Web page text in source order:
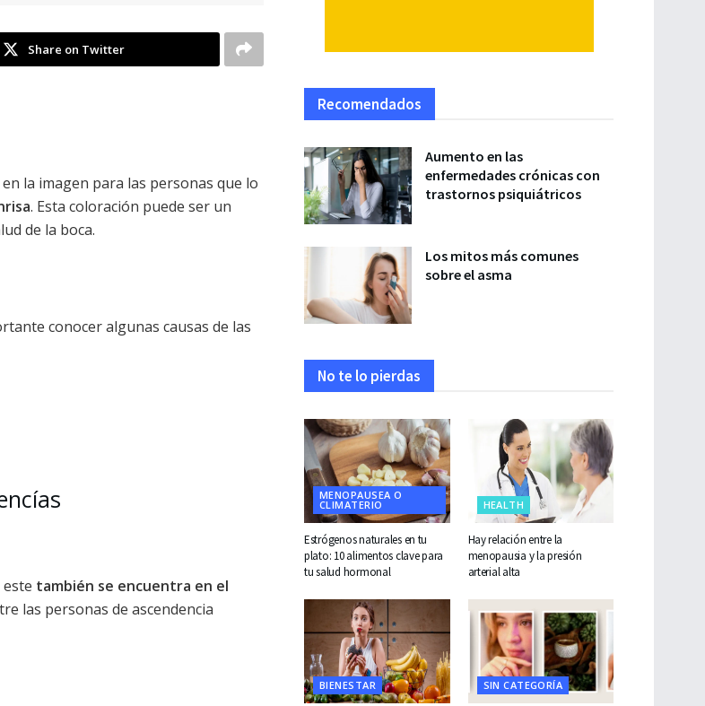
Share on Twitter
la imagen para las personas que lo
. Esta coloración puede ser un
de la boca.
conocer algunas causas de las
también se encuentra en el
las personas de ascendencia
Recomendados
Aumento en las
enfermedades crónicas con
trastornos psiquiátricos
Los mitos más comunes
sobre el asma
No te lo pierdas
MENOPAUSEA O
CLIMATERIO
Estrógenos naturales en tu
plato: 10 alimentos clave para
tu salud hormonal
HEALTH
Hay relación entre la
menopausia y la presión
arterial alta
BIENESTAR SIN CATEGORÍA